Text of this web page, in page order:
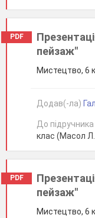
PDF
пейзаж"
Мистецтво, 6
Додав(-ла)
До підручника
клас (Масол
PDF
пейзаж"
Мистецтво, 6